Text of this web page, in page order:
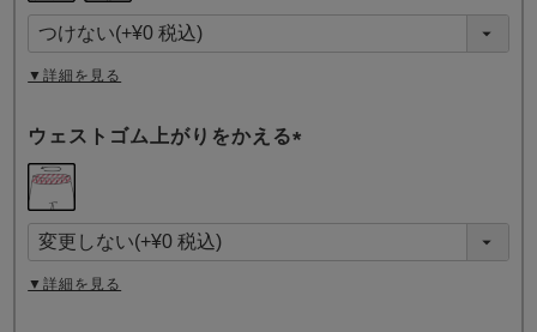
須
)
▼詳細を見る
ウェストゴム上がりをかえる
須
)
▼詳細を見る